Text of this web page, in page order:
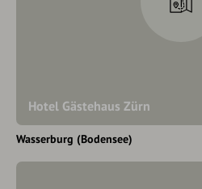
Hotel Gästehaus Zürn
Wasserburg (Bodensee)